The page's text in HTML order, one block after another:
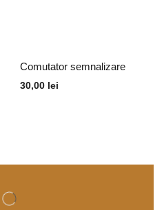
Comutator semnalizare
30,00 lei